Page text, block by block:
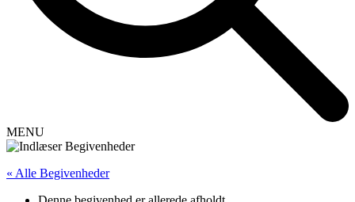
MENU
« Alle Begivenheder